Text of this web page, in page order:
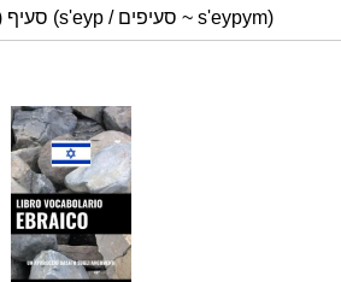
(M) סעיף (s'eyp / סעיפים ~ s'eypym)